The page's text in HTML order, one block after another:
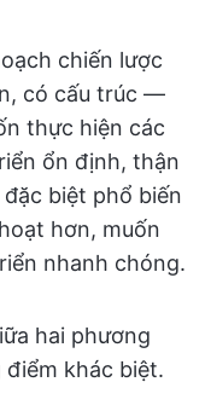
chiến lược
có cấu trúc —
thực hiện các
ổn định, thận
biệt phổ biến
hơn, muốn
nhanh chóng.
hai phương
khác biệt.